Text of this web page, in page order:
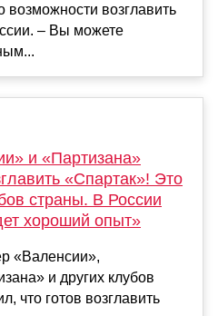
возможности возглавить
– Вы можете
и «Партизана»
«Спартак»! Это
страны. В России
хороший опыт»
«Валенсии»,
и других клубов
что готов возглавить